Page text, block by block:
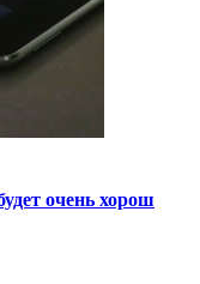
очень хорош